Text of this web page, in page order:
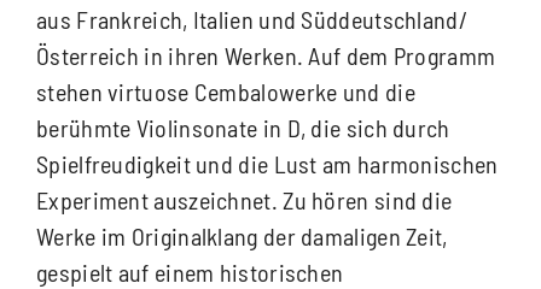
aus Frankreich, Italien und Süddeutschland/
Österreich in ihren Werken. Auf dem Programm
stehen virtuose Cembalowerke und die
berühmte Violinsonate in D, die sich durch
Spielfreudigkeit und die Lust am harmonischen
Experiment auszeichnet. Zu hören sind die
Werke im Originalklang der damaligen Zeit,
gespielt auf einem historischen